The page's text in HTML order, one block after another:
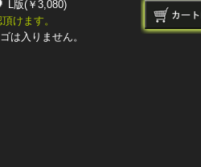
L版(￥3,080)
けます。
は入りません。